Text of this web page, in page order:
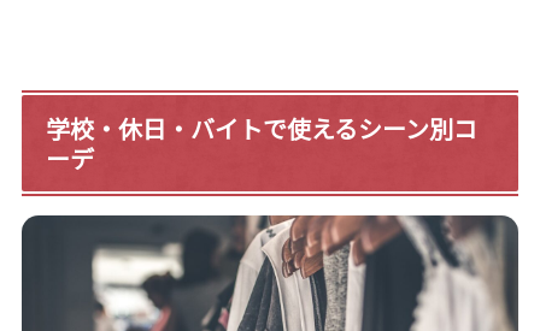
学校・休日・バイトで使えるシーン別コ
ーデ